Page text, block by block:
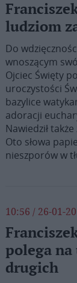
ludziom
Do
wnoszącym
Ojciec Święty
uroczystości
bazylice
adoracji
Nawiedził
Oto słowa
nieszporów w
10:56 / 26-01-
polega
drugich